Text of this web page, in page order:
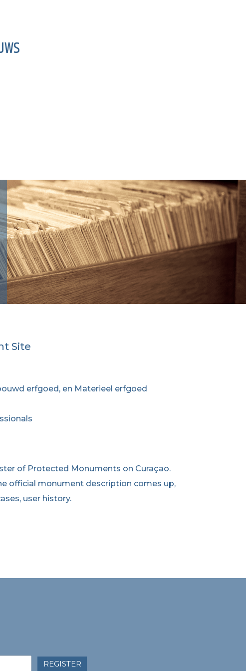
Site
erfgoed, en Materieel erfgoed
of Protected Monuments on Curaçao.
official monument description comes up,
user history.
REGISTER